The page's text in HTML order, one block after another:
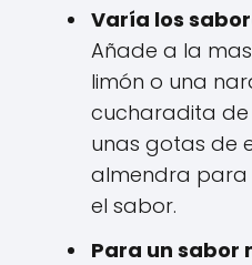
Varía los
Añade a la
limón o una
cucharadita
unas gotas de
almendra para
el sabor.
Para un sabor